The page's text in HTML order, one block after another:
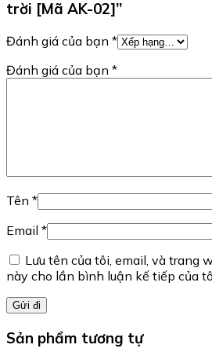
trời [Mã AK-02]”
Đánh giá của bạn *
Đánh giá của bạn *
Tên *
Email *
Lưu tên của tôi, email, và trang
này cho lần bình luận kế tiếp của
Sản phẩm tương tự